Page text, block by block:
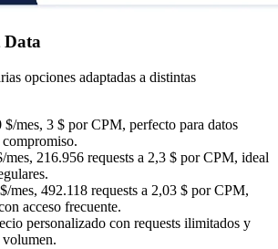
Data
opciones adaptadas a distintas
$/mes, 3 $ por CPM, perfecto para datos
mes, 216.956 requests a 2,3 $ por CPM, ideal
mes, 492.118 requests a 2,03 $ por CPM,
acceso frecuente.
personalizado con requests ilimitados y
volumen.